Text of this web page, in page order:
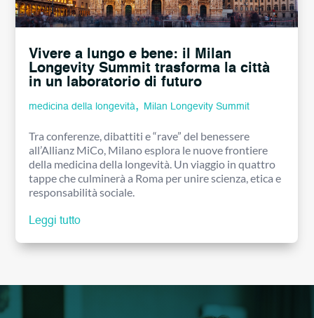
Vivere a lungo e bene: il Milan
Longevity Summit trasforma la città
in un laboratorio di futuro
medicina della longevità, Milan Longevity Summit
Tra conferenze, dibattiti e “rave” del benessere
all’Allianz MiCo, Milano esplora le nuove frontiere
della medicina della longevità. Un viaggio in quattro
tappe che culminerà a Roma per unire scienza, etica e
responsabilità sociale.
Leggi tutto